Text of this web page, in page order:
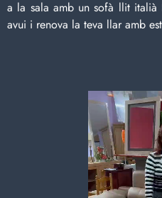
a la sala amb un sofà llit italià
avui i renova la teva llar amb